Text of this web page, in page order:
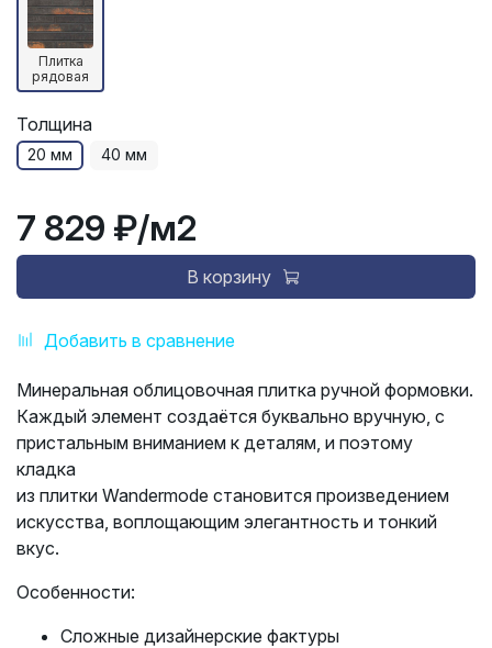
Добавить в сравнение
Плитка
рядовая
Толщина
20 мм 40 мм
7 829 ₽/м2
В корзину
Минеральная облицовочная плитка ручной формовки.
Каждый элемент создаётся буквально вручную, с
пристальным вниманием к деталям, и поэтому
кладка
из плитки Wandermode становится произведением
искусства, воплощающим элегантность и тонкий
вкус.
Особенности:
Сложные дизайнерские фактуры